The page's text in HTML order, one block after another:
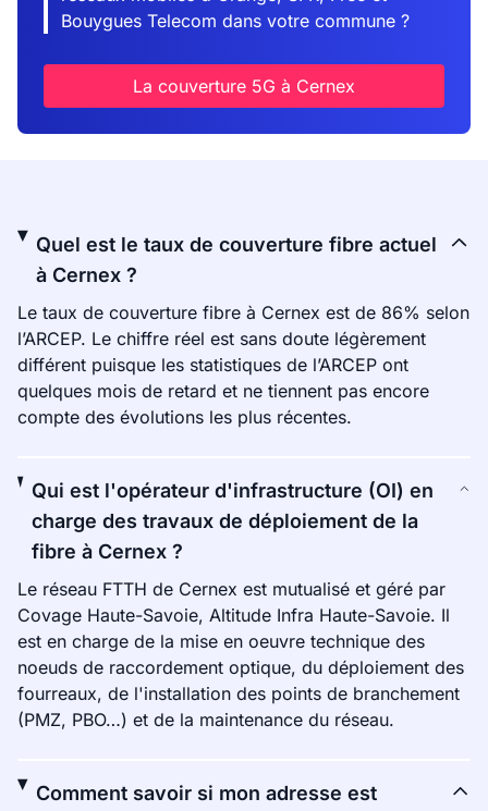
Bouygues Telecom dans votre commune ?
La couverture 5G à Cernex
Quel est le taux de couverture fibre actuel
à Cernex ?
Le taux de couverture fibre à Cernex est de 86% selon
l’ARCEP. Le chiffre réel est sans doute légèrement
différent puisque les statistiques de l’ARCEP ont
quelques mois de retard et ne tiennent pas encore
compte des évolutions les plus récentes.
Qui est l'opérateur d'infrastructure (OI) en
charge des travaux de déploiement de la
fibre à Cernex ?
Le réseau FTTH de Cernex est mutualisé et géré par
Covage Haute-Savoie, Altitude Infra Haute-Savoie. Il
est en charge de la mise en oeuvre technique des
noeuds de raccordement optique, du déploiement des
fourreaux, de l'installation des points de branchement
(PMZ, PBO…) et de la maintenance du réseau.
Comment savoir si mon adresse est